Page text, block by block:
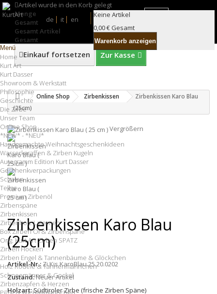
de it en
Keine Artikel
0,00 € Gesamt
Warenkorb anzeigen
Artikel wurde in den Korb gelegt
Menge
Gesamt
Gesamt Artikel
Gesamt
Einkauf fortsetzen Zur Kasse
Menü
Home
Kurt Art
Kurt Dasser
Showroom & Werkstatt
Philosophie
Geschichte
Die Zirbe
Unser Team
Online Shop
*NEW* - *NEU*
Handgemachte Weihnachtsgeschenkideen
Wasserkaraffen & Zirben Kugeln
Autogramm Edition Kurt Dasser
Geschenkverpackungen
Schalen
Teller
Premium Zirbenöl
Zirbenspäne
Zirbenkissen
Zirbenholz Laternen
Box Zirben Öl & Zirbenspäne
Orig. Kurt Art Zirben SPATZ
Zirben Flocken
Zirben Engel & Tannenbäume & Glöckchen
Holz Rodele & Tannenmännchen
Schneemänner & Gockel
Zirbenzapfen & Herzen
Online Shop Zirbenkissen
Zirbenkissen Karo Blau
(25cm)
Vergrößern
Zirbenkissen Karo Blau
(25cm)
Artikel-Nr.: Zi.Kis.KaroBlau.25.20.0202
Zustand:Neuer Artikel
Holzart:Südtiroler Zirbe (frische Zirben Späne)